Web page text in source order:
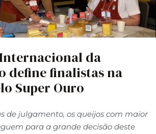
da
define finalistas na
Super Ouro
de julgamento, os queijos com maior
para a grande decisão deste